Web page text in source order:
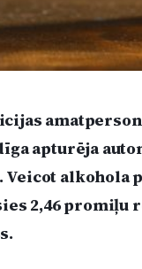
apturēja
alkohola
2,46